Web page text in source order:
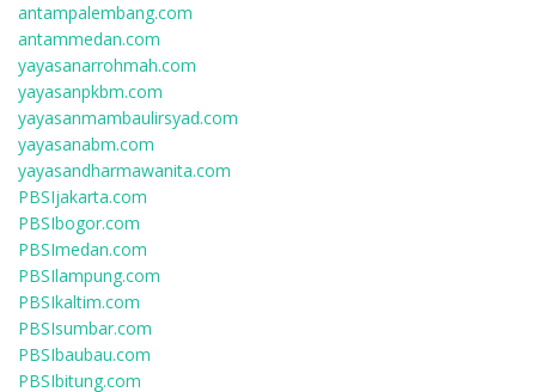
antampalembang.com
antammedan.com
yayasanarrohmah.com
yayasanpkbm.com
yayasanmambaulirsyad.com
yayasanabm.com
yayasandharmawanita.com
PBSIjakarta.com
PBSIbogor.com
PBSImedan.com
PBSIlampung.com
PBSIkaltim.com
PBSIsumbar.com
PBSIbaubau.com
PBSIbitung.com